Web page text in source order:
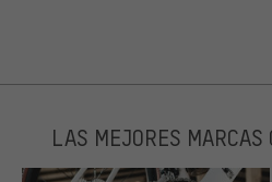
LAS MEJORES MARCAS